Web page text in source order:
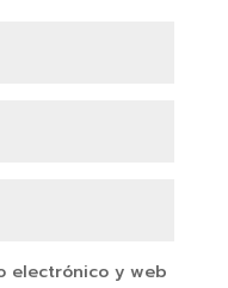
electrónico y web